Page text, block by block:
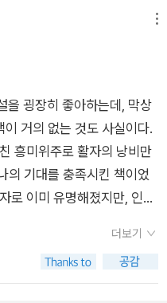
반 미친 거야?” 바블루가
루. 그보다는 지금껏 감추고
오. 우린 지금 간디 바바의
리하군. 특실에서 내 위스키
이제 똥구덩이에 빠지니까
한 사회 비판의 목소리도 빠
권력자들의 부정부패, 극
를 극복하려 하지 않는 사회
하고 있다. 우타르프라데시
티에서 피살된다. 오만방자
은 인물이기에 현장에서 6
이 빙의된 부패한 전직 수석
둑, 소안다만제도 최후의
시 여배우, 할리우드 영화
리고 마피아 출신의 인도 내
들이 용의자가 되기까지의
에서 화자가 되어 자신을 소
휘몰아치듯 기구한 운명의
전에 반전을 거듭하며 [고
서 누구의 이야기는 그냥 문
마르,핸드폰 도둑이자 자간
오지에서 부족의 신성한 돌
게,발리우드 최고의 섹시배
은 누구이고 왜 비키라이를
'의 원작인 'Q&A'로 일약에
두번째 소설이 발간되었다
을 결심했다.그리고 이 책을
하다는 것이다.'Q&A'에서
대한 냉철하고 날카로운 해부
가는 인도인들의 삶에 대한
을 굉장히 좋아하는데, 막상
거의 없는 것도 사실이다.
흥미위주로 활자의 낭비만
의 기대를 충족시킨 책이었
로 이미 유명해졌지만, 인도
에서 그런건 구분이 없는 듯
개되는 소설이기에 너무 많
더보기